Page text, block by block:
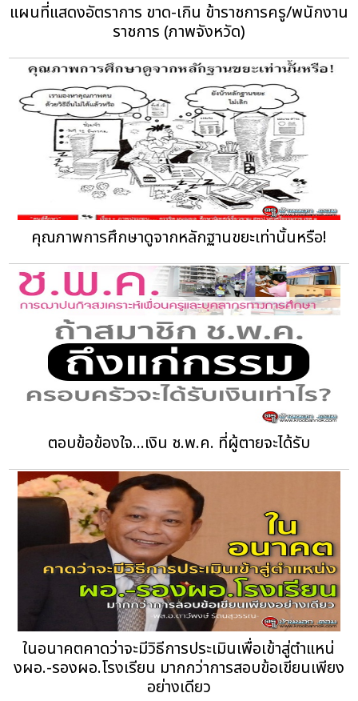
แผนที่แสดงอัตราการ ขาด-เกิน ข้าราชการครู/พนักงาน
ราชการ (ภาพจังหวัด)
คุณภาพการศึกษาดูจากหลักฐานขยะเท่านั้นหรือ!
ตอบข้อข้องใจ...เงิน ช.พ.ค. ที่ผู้ตายจะได้รับ
ในอนาคตคาดว่าจะมีวิธีการประเมินเพื่อเข้าสู่ตำแหน่
งผอ.-รองผอ.โรงเรียน มากกว่าการสอบข้อเขียนเพียง
อย่างเดียว